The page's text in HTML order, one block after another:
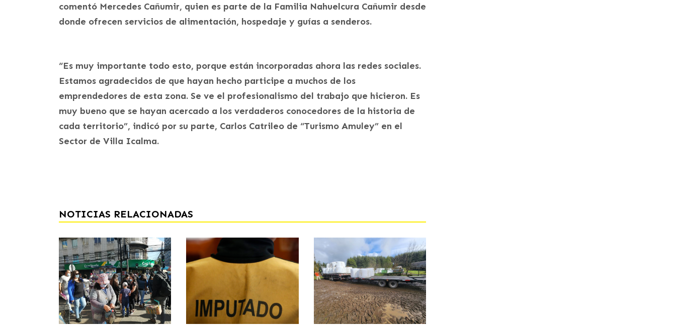
comentó Mercedes Cañumir, quien es parte de la Familia Nahuelcura Cañumir desde
donde ofrecen servicios de alimentación, hospedaje y guías a senderos.
“Es muy importante todo esto, porque están incorporadas ahora las redes sociales.
Estamos agradecidos de que hayan hecho participe a muchos de los
emprendedores de esta zona. Se ve el profesionalismo del trabajo que hicieron. Es
muy bueno que se hayan acercado a los verdaderos conocedores de la historia de
cada territorio”, indicó por su parte, Carlos Catrileo de “Turismo Amuley” en el
Sector de Villa Icalma.
NOTICIAS RELACIONADAS